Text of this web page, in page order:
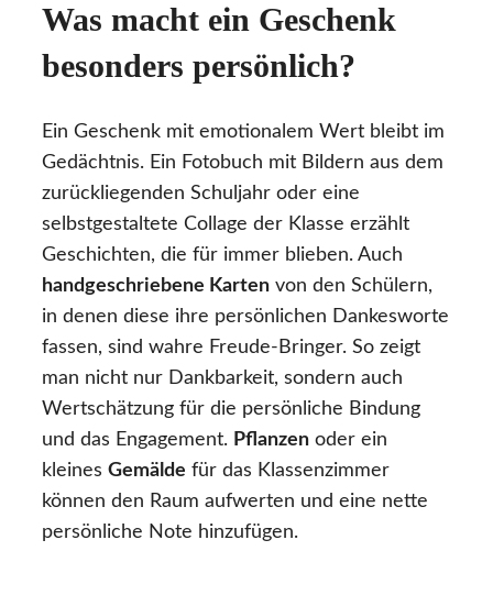
Was macht ein Geschenk
besonders persönlich?
Ein Geschenk mit emotionalem Wert bleibt im
Gedächtnis. Ein Fotobuch mit Bildern aus dem
zurückliegenden Schuljahr oder eine
selbstgestaltete Collage der Klasse erzählt
Geschichten, die für immer blieben. Auch
handgeschriebene Karten von den Schülern,
in denen diese ihre persönlichen Dankesworte
fassen, sind wahre Freude-Bringer. So zeigt
man nicht nur Dankbarkeit, sondern auch
Wertschätzung für die persönliche Bindung
und das Engagement. Pflanzen oder ein
kleines Gemälde für das Klassenzimmer
können den Raum aufwerten und eine nette
persönliche Note hinzufügen.